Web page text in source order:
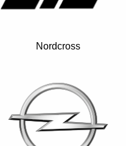
Nordcross